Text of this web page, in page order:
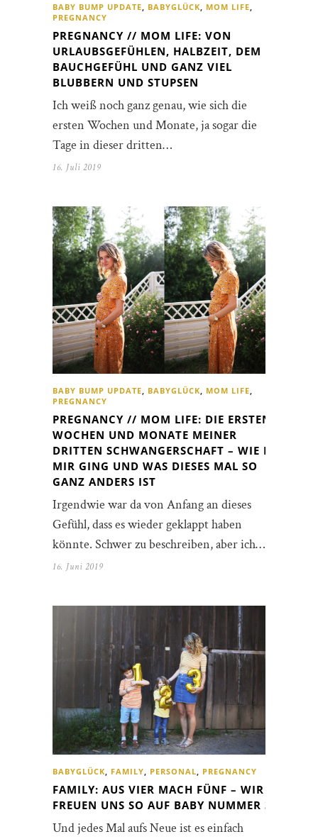
BABY BUMP UPDATE BABYGLÜCK MOM LIFE
PREGNANCY
PREGNANCY // MOM LIFE: VON
URLAUBSGEFÜHLEN, HALBZEIT, DEM
BAUCHGEFÜHL UND GANZ VIEL
BLUBBERN UND STUPSEN
Ich weiß noch ganz genau, wie sich die
ersten Wochen und Monate, ja sogar die
Tage in dieser dritten…
16. Juli 2019
BABY BUMP UPDATE BABYGLÜCK MOM LIFE
PREGNANCY
PREGNANCY // MOM LIFE: DIE ERSTEN
WOCHEN UND MONATE MEINER
DRITTEN SCHWANGERSCHAFT – WIE ES
MIR GING UND WAS DIESES MAL SO
GANZ ANDERS IST
Irgendwie war da von Anfang an dieses
Gefühl, dass es wieder geklappt haben
könnte. Schwer zu beschreiben, aber ich…
16. Juni 2019
BABYGLÜCK, FAMILY, PERSONAL, PREGNANCY
FAMILY: AUS VIER MACH FÜNF – WIR
FREUEN UNS SO AUF BABY NUMMER 3!
Und jedes Mal aufs Neue ist es einfach